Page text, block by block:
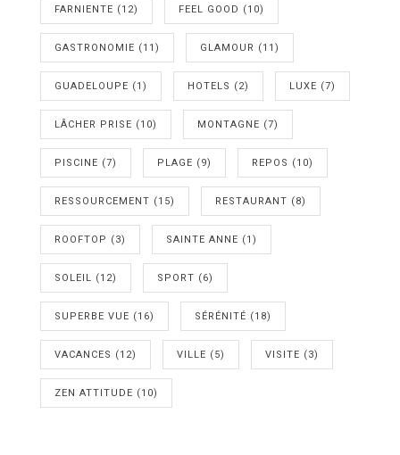
FARNIENTE (12) FEEL GOOD (10)
GASTRONOMIE (11) GLAMOUR (11)
GUADELOUPE (1) HOTELS (2) LUXE (7)
LÂCHER PRISE (10) MONTAGNE (7)
PISCINE (7) PLAGE (9) REPOS (10)
RESSOURCEMENT (15) RESTAURANT (8)
ROOFTOP (3) SAINTE ANNE (1)
SOLEIL (12) SPORT (6)
SUPERBE VUE (16) SÉRÉNITÉ (18)
VACANCES (12) VILLE (5) VISITE (3)
ZEN ATTITUDE (10)